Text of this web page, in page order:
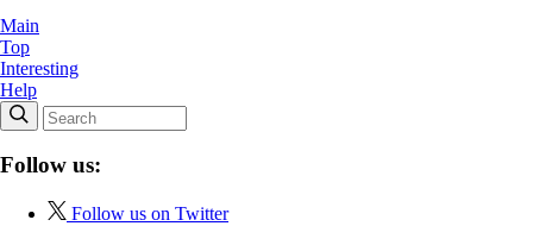
Main
Top
Interesting
Help
Follow us:
Follow us on Twitter